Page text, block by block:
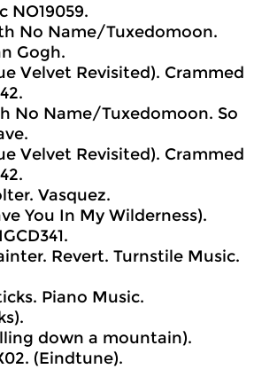
NO19059.
No Name/Tuxedomoon.
Gogh.
Velvet Revisited). Crammed
No Name/Tuxedomoon. So
Velvet Revisited). Crammed
Vasquez.
You In My Wilderness).
Revert. Turnstile Music.
Piano Music.
down a mountain).
(Eindtune).